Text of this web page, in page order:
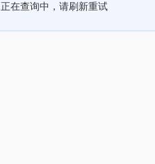
正在查询中，请刷新重试